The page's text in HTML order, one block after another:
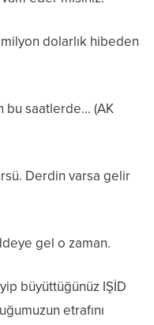
dolarlık hibeden
bu saatlerde… (AK
Derdin varsa gelir
gel o zaman.
büyüttüğünüz IŞİD
etrafını